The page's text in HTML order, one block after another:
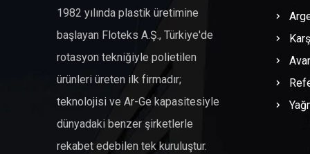
1982 yılında plastik üretimine
başlayan Floteks A.Ş., Türkiye'de
rotasyon tekniğiyle polietilen
ürünleri üreten ilk firmadır;
teknolojisi ve Ar-Ge kapasitesiyle
dünyadaki benzer şirketlerle
rekabet edebilen tek kuruluştur.